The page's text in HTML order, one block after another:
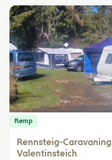
Kemp
Rennsteig-Caravaning
Valentinsteich